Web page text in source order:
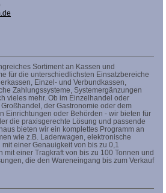
Sortiment an Kassen und
für die unterschiedlichsten Einsatzbereiche
Einzel- und Verbundkassen,
Zahlungssysteme, Systemergänzungen
vieles mehr. Ob im Einzelhandel oder
der Gastronomie oder dem
Einrichtungen oder Behörden - wir bieten für
die praxisgerechte Lösung und passende
bieten wir ein komplettes Programm an
wie z.B. Ladenwagen, elektronische
einer Genauigkeit von bis zu 0,1
mit einer Tragkraft von bis zu 100 Tonnen und
die den Wareneingang bis zum Verkauf